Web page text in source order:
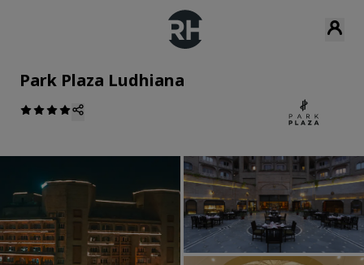
Park Plaza Ludhiana